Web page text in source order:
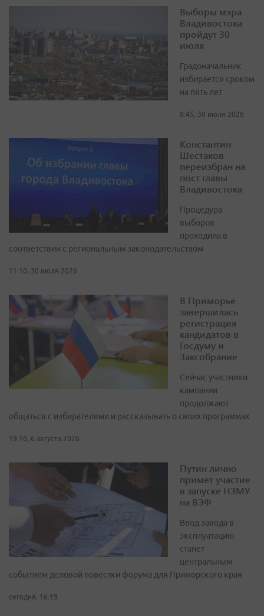
Выборы мэра
Владивостока
пройдут 30
июля
Градоначальник
избирается сроком
на пять лет
8:45, 30 июля 2026
Константин
Шестаков
переизбран на
пост главы
Владивостока
Процедура
выборов
проходила в
соответствии с региональным законодательством
11:10, 30 июля 2026
В Приморье
завершилась
регистрация
кандидатов в
Госдуму и
Заксобрание
Сейчас участники
кампании
продолжают
общаться с избирателями и рассказывать о своих программах
19:16, 6 августа 2026
Путин лично
примет участие
в запуске НЗМУ
на ВЭФ
Ввод завода в
эксплуатацию
станет
центральным
событием деловой повестки форума для Приморского края
сегодня, 16:19